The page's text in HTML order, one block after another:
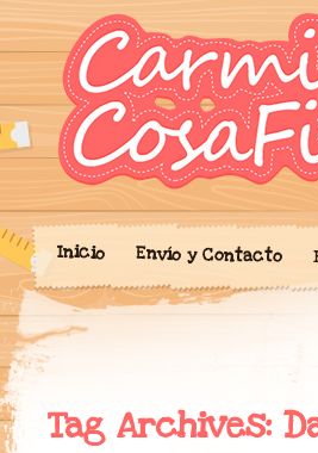
Blog donde
portalibros,
cariño.
Inicio Envío y Contacto
Tag Archives: